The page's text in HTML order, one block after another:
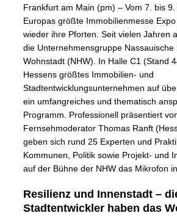
Frankfurt am Main (pm) – Vom 7. bis
Europas größte Immobilienmesse
wieder ihre Pforten. Seit vielen Jahren
die Unternehmensgruppe Nassauische
Wohnstadt (NHW). In Halle C1 (Stand
Hessens größtes Immobilien- und
Stadtentwicklungsunternehmen auf
ein umfangreiches und thematisch
Programm. Professionell präsentiert
Fernsehmoderator Thomas Ranft
geben sich rund 25 Experten und
Kommunen, Politik sowie Projekt- und
auf der Bühne der NHW das Mikrofon
Resilienz und Innenstadt –
Stadtentwickler haben das